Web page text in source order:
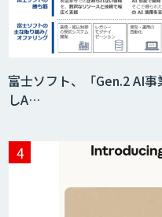
スマー
Meter
サテ
富士ソフト、「Gen.2 AI
しA…